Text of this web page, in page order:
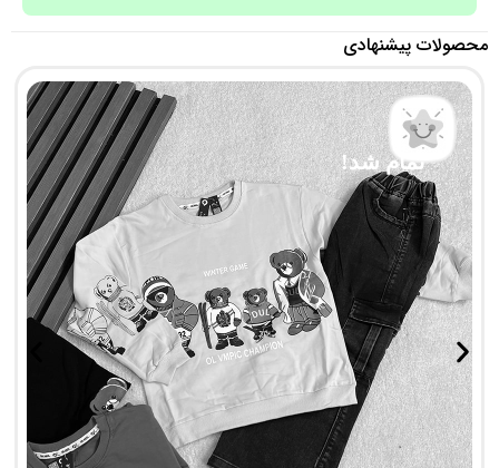
محصولات پیشنهادی
تمام شد!